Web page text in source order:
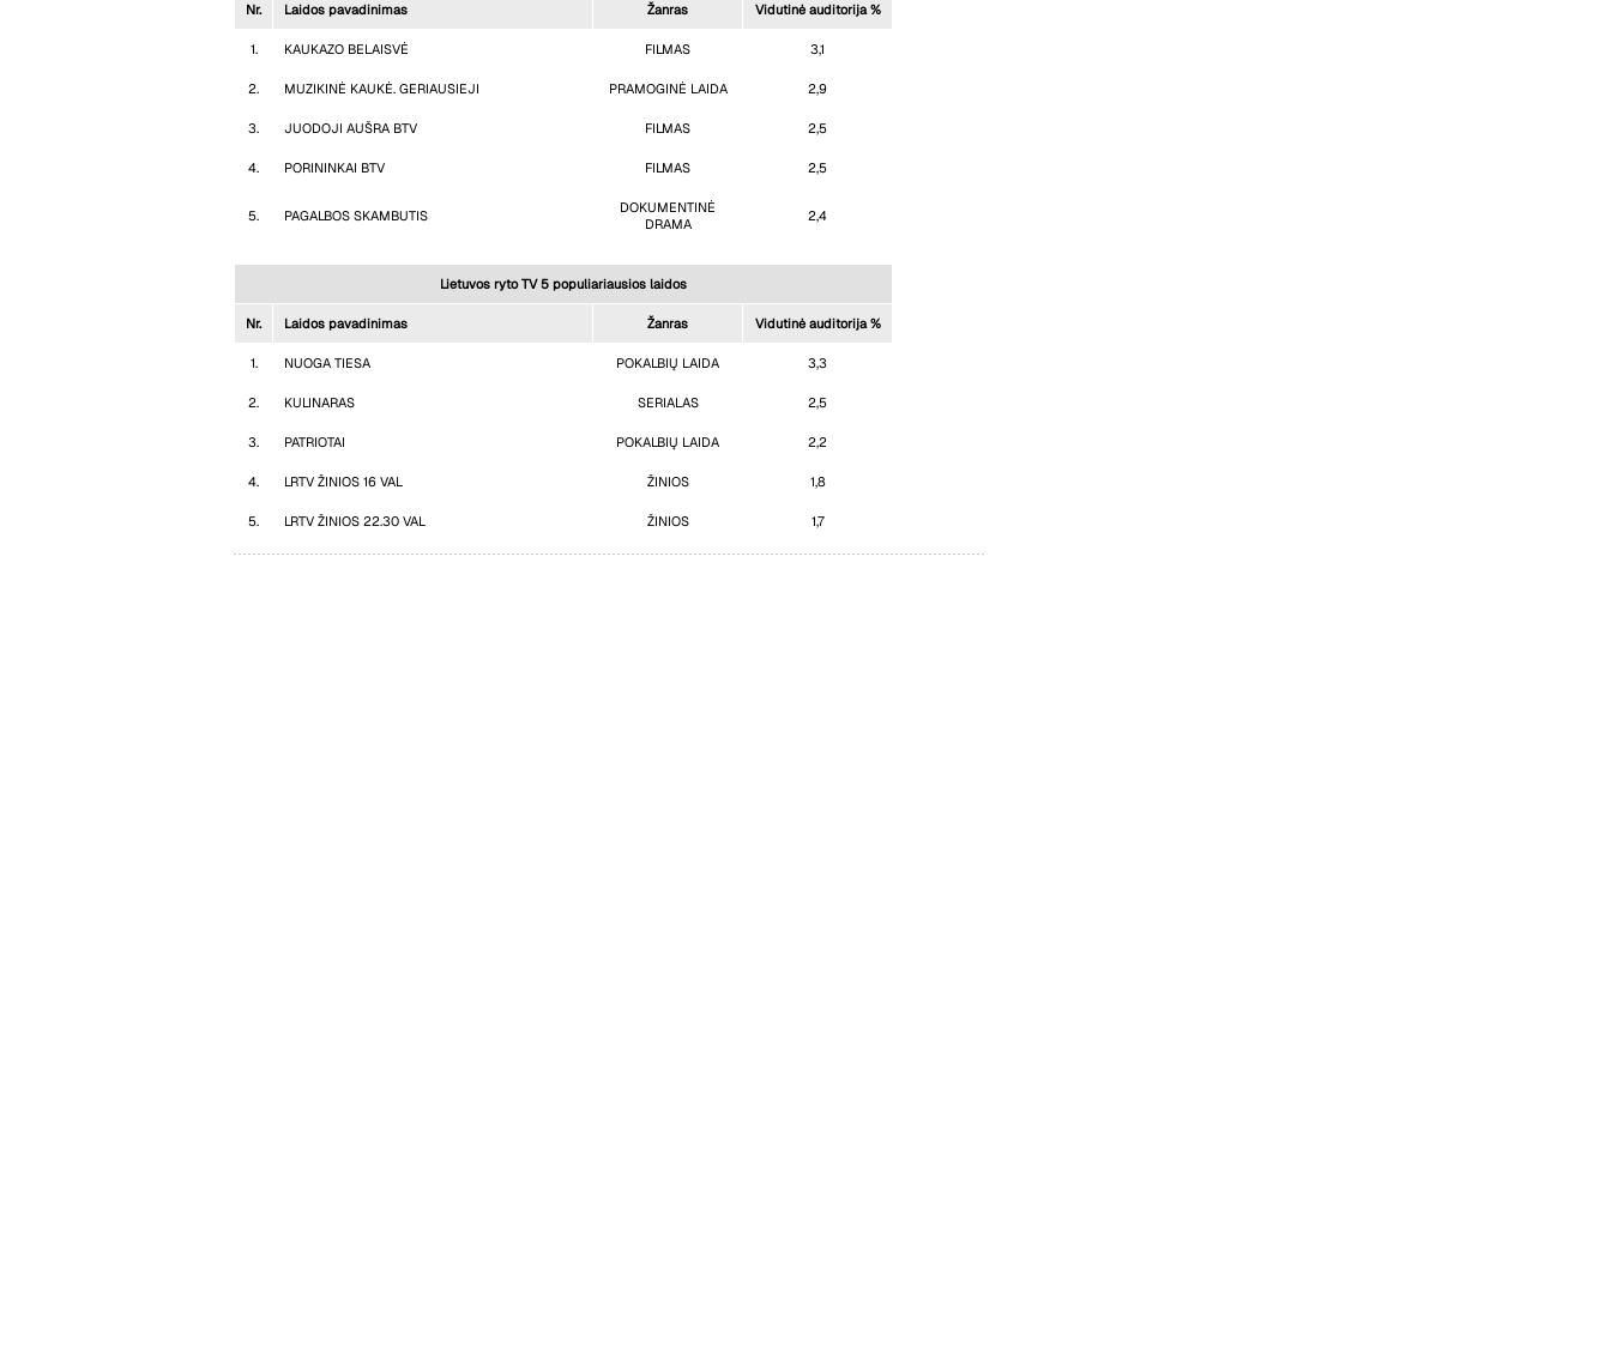
Nr. Laidos pavadinimas Žanras Vidutinė auditorija %
1. KAUKAZO BELAISVĖ FILMAS 3,1
2. MUZIKINĖ KAUKĖ. GERIAUSIEJI PRAMOGINĖ LAIDA 2,9
3. JUODOJI AUŠRA BTV FILMAS 2,5
4. PORININKAI BTV FILMAS 2,5
5. PAGALBOS SKAMBUTIS
DOKUMENTINĖ
DRAMA
2,4
Lietuvos ryto TV 5 populiariausios laidos
Nr. Laidos pavadinimas Žanras Vidutinė auditorija %
1. NUOGA TIESA POKALBIŲ LAIDA 3,3
2. KULINARAS SERIALAS 2,5
3. PATRIOTAI POKALBIŲ LAIDA 2,2
4. LRTV ŽINIOS 16 VAL ŽINIOS 1,8
5. LRTV ŽINIOS 22.30 VAL ŽINIOS 1,7